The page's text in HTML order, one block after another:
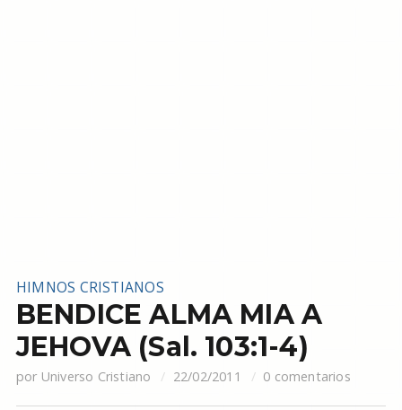
HIMNOS CRISTIANOS
BENDICE ALMA MIA A
JEHOVA (Sal. 103:1-4)
por Universo Cristiano 22/02/2011 0 comentarios